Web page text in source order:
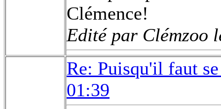
Clémence!
Edité par Clémzoo
Re: Puisqu'il faut
01:39